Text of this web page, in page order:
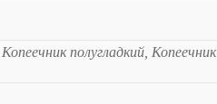
полугладкий, Копеечник